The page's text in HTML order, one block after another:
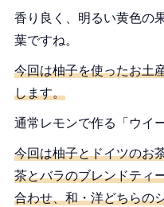
香り良く、明るい黄色の
葉ですね。
今回は柚子を使ったお土
します。
通常レモンで作る「ウイ
今回は柚子とドイツのお
茶とバラのブレンドティ
合わせ、和・洋どちらの